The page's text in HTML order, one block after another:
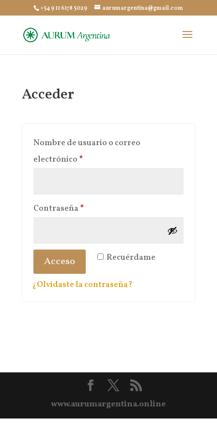
+54 9 11 6178 5029 aurumargentina@gmail.com
Acceder
Nombre de usuario o correo
electrónico *Obligatorio
Contraseña *Obligatorio
Recuérdame
Acceso
¿Olvidaste la contraseña?
www.aurumargentina.online